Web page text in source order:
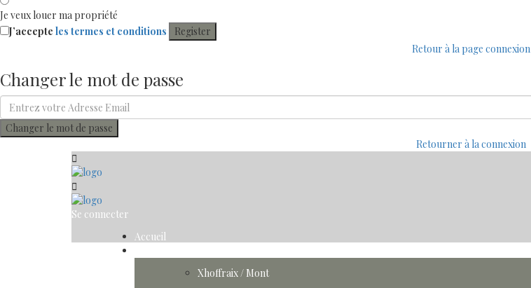
Je veux louer ma propriété
J’accepte les termes et conditions
Register
Retour à la page connexion
Changer le mot de passe
Changer le mot de passe
Retourner à la connexion
Se connecter
Accueil
Xhoffraix / Mont